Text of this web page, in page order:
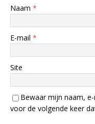
Naam *
E-mail *
Site
Bewaar mijn naam,
voor de volgende keer